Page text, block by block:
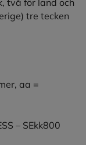
tre tecken
aa =
– SEkk800